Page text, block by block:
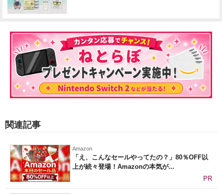
関連記事
Amazon
「え、こんなセールやってたの？」80％OFF以
上が続々登場！Amazonの本気が...
PR